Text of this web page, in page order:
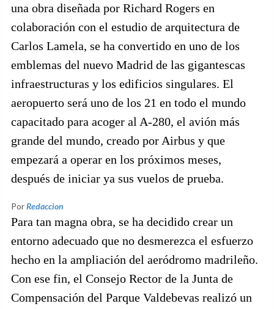
una obra diseñada por Richard Rogers en
colaboración con el estudio de arquitectura de
Carlos Lamela, se ha convertido en uno de los
emblemas del nuevo Madrid de las gigantescas
infraestructuras y los edificios singulares. El
aeropuerto será uno de los 21 en todo el mundo
capacitado para acoger al A-280, el avión más
grande del mundo, creado por Airbus y que
empezará a operar en los próximos meses,
después de iniciar ya sus vuelos de prueba.
PorRedaccion
Para tan magna obra, se ha decidido crear un
entorno adecuado que no desmerezca el esfuerzo
hecho en la ampliación del aeródromo madrileño.
Con ese fin, el Consejo Rector de la Junta de
Compensación del Parque Valdebevas realizó un